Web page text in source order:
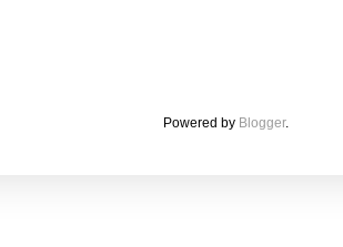
Powered by Blogger.